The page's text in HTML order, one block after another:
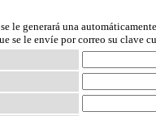
le generará una
se le envíe por correo su clave